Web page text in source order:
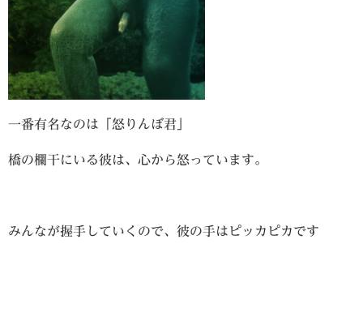
一番有名なのは「怒りんぼ君」
橋の欄干にいる彼は、心から怒っています。
みんなが握手していくので、彼の手はピッカピカです